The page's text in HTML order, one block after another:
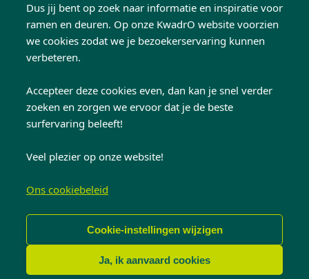
Dus jij bent op zoek naar informatie en inspiratie voor
ramen en deuren. Op onze KwadrO website voorzien
we cookies zodat we je bezoekerservaring kunnen
verbeteren.
Accepteer deze cookies even, dan kan je snel verder
zoeken en zorgen we ervoor dat je de beste
surfervaring beleeft!
Veel plezier op onze website!
Ons cookiebeleid
Cookie-instellingen wijzigen
Ja, ik aanvaard cookies
Adviesgesprek
Een vrijblijvende offerte aanvragen
Veelgestelde vragen
Contact
Volg ons op:
© Copyright 2026 KwadrO Ramen en Deuren
Footer Cookie policy Disclaimer